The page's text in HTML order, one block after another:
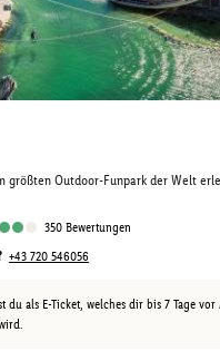
größten Outdoor-Funpark der Welt
350 Bewertungen
+43 720 546056
du als E-Ticket, welches dir bis 7 Tage vor